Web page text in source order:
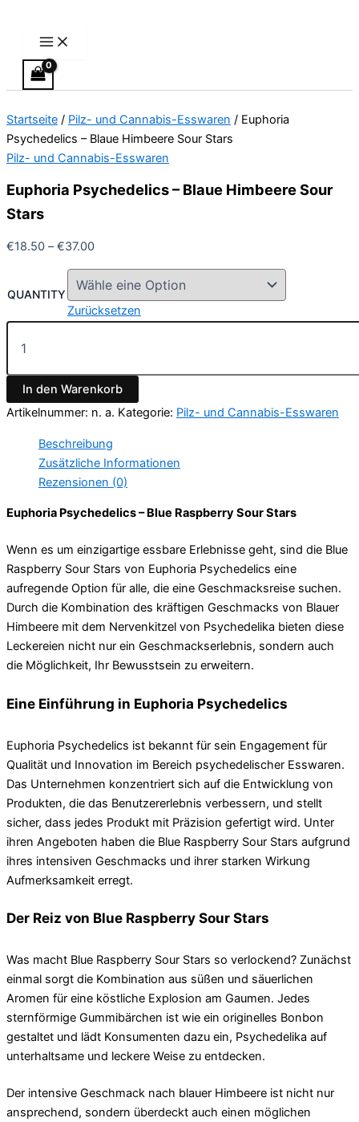
springen
Startseite / Pilz- und Cannabis-Esswaren / Euphoria
Psychedelics – Blaue Himbeere Sour Stars
Pilz- und Cannabis-Esswaren
Euphoria Psychedelics – Blaue Himbeere Sour
Stars
€18.50 –€37.00
QUANTITY
Zurücksetzen
Himbeere
Sour
Menge
In den Warenkorb
Artikelnummer: n. a. Kategorie: Pilz- und Cannabis-Esswaren
Beschreibung
Zusätzliche Informationen
Rezensionen (0)
Euphoria Psychedelics – Blue Raspberry Sour Stars
Wenn es um einzigartige essbare Erlebnisse geht, sind die Blue
Raspberry Sour Stars von Euphoria Psychedelics eine
aufregende Option für alle, die eine Geschmacksreise suchen.
Durch die Kombination des kräftigen Geschmacks von Blauer
Himbeere mit dem Nervenkitzel von Psychedelika bieten diese
Leckereien nicht nur ein Geschmackserlebnis, sondern auch
die Möglichkeit, Ihr Bewusstsein zu erweitern.
Eine Einführung in Euphoria Psychedelics
Euphoria Psychedelics ist bekannt für sein Engagement für
Qualität und Innovation im Bereich psychedelischer Esswaren.
Das Unternehmen konzentriert sich auf die Entwicklung von
Produkten, die das Benutzererlebnis verbessern, und stellt
sicher, dass jedes Produkt mit Präzision gefertigt wird. Unter
ihren Angeboten haben die Blue Raspberry Sour Stars aufgrund
ihres intensiven Geschmacks und ihrer starken Wirkung
Aufmerksamkeit erregt.
Der Reiz von Blue Raspberry Sour Stars
Was macht Blue Raspberry Sour Stars so verlockend? Zunächst
einmal sorgt die Kombination aus süßen und säuerlichen
Aromen für eine köstliche Explosion am Gaumen. Jedes
sternförmige Gummibärchen ist wie ein originelles Bonbon
gestaltet und lädt Konsumenten dazu ein, Psychedelika auf
unterhaltsame und leckere Weise zu entdecken.
Der intensive Geschmack nach blauer Himbeere ist nicht nur
ansprechend, sondern überdeckt auch einen möglichen
Die